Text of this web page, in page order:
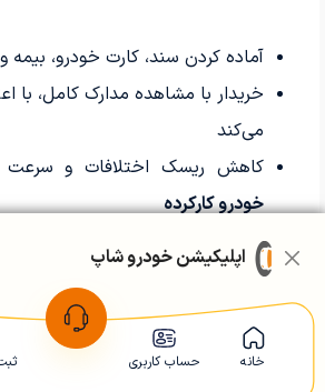
آماده کردن سند، کارت خودرو، بیمه
خریدار با مشاهده مدارک کامل، با
می‌کند
کاهش ریسک اختلافات و
خودرو کارکرده
راز هشتم: پرهیز از
خانه حساب کاربری
اپلیکیشن خودرو شاپ